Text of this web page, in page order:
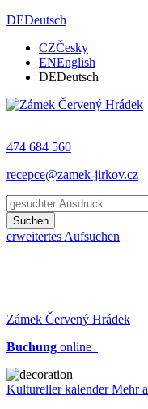
DEDeutsch
CZČesky
ENEnglish
DEDeutsch
474 684 560
recepce@zamek-jirkov.cz
Suchen
erweitertes Aufsuchen
Zámek Červený Hrádek
Buchung online
Kultureller kalender Mehr